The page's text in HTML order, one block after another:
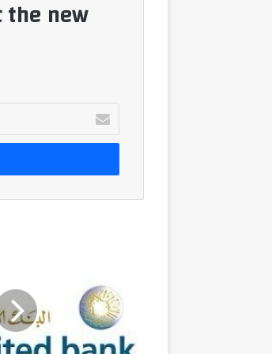
new
بريدك
الإلكتروني
يستضيف
معرض